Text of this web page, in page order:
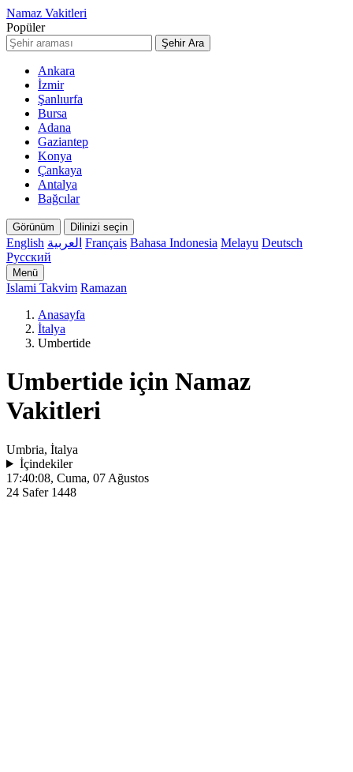
Namaz Vakitleri
Popüler
Şehir Ara
Ankara
İzmir
Şanlıurfa
Bursa
Adana
Gaziantep
Konya
Çankaya
Antalya
Bağcılar
Görünüm Dilinizi seçin
English العربية Français Bahasa Indonesia Melayu Deutsch
Русский
Menü
Islami Takvim Ramazan
Anasayfa
İtalya
Umbertide
Umbertide için Namaz
Vakitleri
Umbria, İtalya
İçindekiler
17:40:08, Cuma, 07 Ağustos
24 Safer 1448